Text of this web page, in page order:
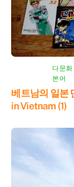
다문화
본어
베트남의 일본
in Vietnam (1)